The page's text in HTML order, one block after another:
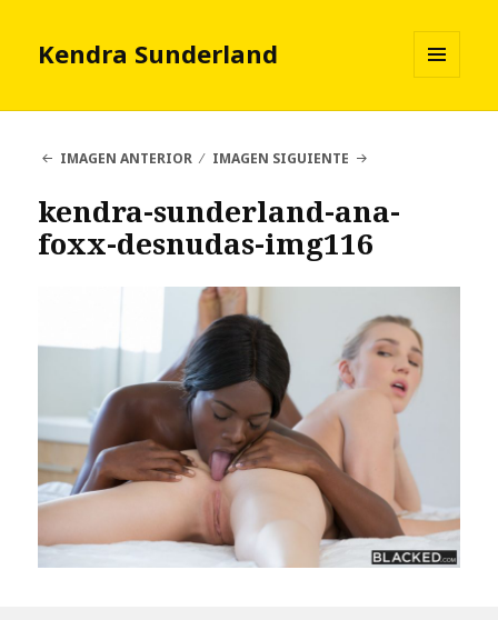
Kendra Sunderland
Y
IMAGEN ANTERIOR
IMAGEN SIGUIENTE
kendra-sunderland-ana-
foxx-desnudas-img116